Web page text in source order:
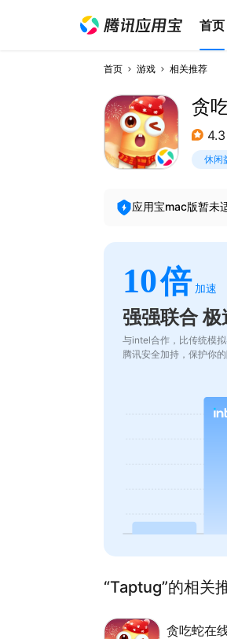
首页
首页 游戏 相关推荐
贪
4.3
休闲
应用宝mac版暂未
10倍 加速
强强联合 极
与intel合作，比传统模
腾讯安全加持，保护你
“Taptug”的相关
贪吃蛇在